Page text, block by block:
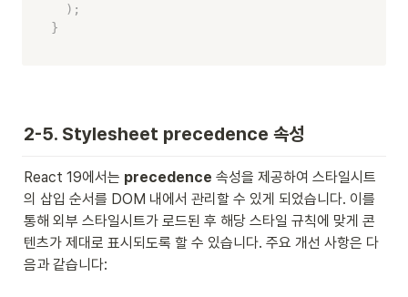
) ;
}
2-5. Stylesheet precedence 속성
React 19에서는 precedence 속성을 제공하여 스타일시트
의 삽입 순서를 DOM 내에서 관리할 수 있게 되었습니다. 이를
통해 외부 스타일시트가 로드된 후 해당 스타일 규칙에 맞게 콘
텐츠가 제대로 표시되도록 할 수 있습니다. 주요 개선 사항은 다
음과 같습니다: